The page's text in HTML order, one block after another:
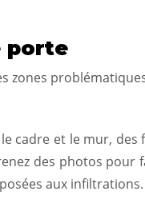
porte
zones
cadre et le mur,
des photos
aux infiltrations.